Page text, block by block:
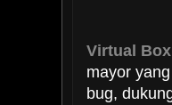
Virtual Box
mayor
bug,